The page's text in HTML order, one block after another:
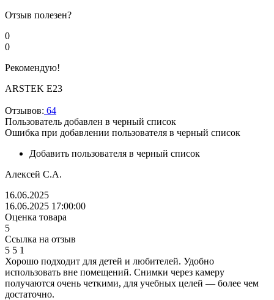
Отзыв полезен?
0
0
Рекомендую!
ARSTEK E23
Отзывов: 64
Пользователь добавлен в черный список
Ошибка при добавлении пользователя в черный список
Добавить пользователя в черный список
Алексей С.А.
16.06.2025
16.06.2025 17:00:00
Оценка товара
5
Ссылка на отзыв
5 5 1
Хорошо подходит для детей и любителей. Удобно
использовать вне помещений. Снимки через камеру
получаются очень четкими, для учебных целей — более чем
достаточно.